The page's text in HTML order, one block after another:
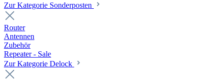
Zur Kategorie Sonderposten
Router
Antennen
Zubehör
Repeater - Sale
Zur Kategorie Delock